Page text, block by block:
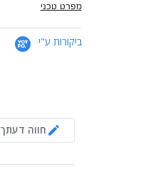
מפרט טכני
ביקורות ע"י
חווה